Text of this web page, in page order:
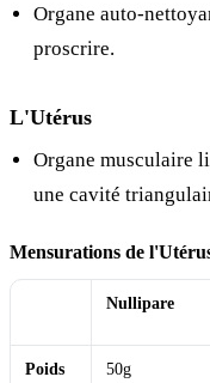
Organe auto-
proscrire.
L'Utérus
Organe musculaire
une cavité
Mensurations de
Nullipare
Poids 50g